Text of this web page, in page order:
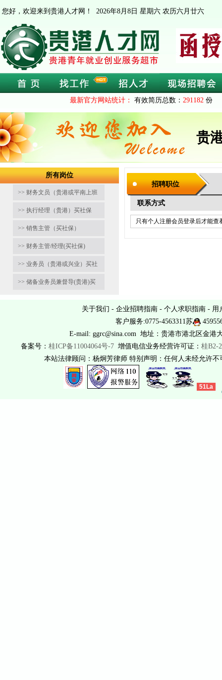
您好，欢迎来到贵港人才网！ 2026年8月8日 星期六 农历六月廿六
最新官方网站统计： 有效简历总数： 291182 份
贵
所有岗位
>> 财务文员（贵港或平南上班
>> 执行经理（贵港）买社保
>> 销售主管（买社保）
>> 财务主管/经理(买社保)
>> 业务员（贵港或兴业）买社
>> 储备业务员兼督导(贵港)买
招聘职位
联系方式
只有个人注册会员登录后才能查
关于我们 - 企业招聘指南 - 个人求职指南 - 用
客户服务:0775-4563311苏
E-mail: ggrc@sina.com 地址：贵港市港北区金港
备案号： 桂ICP备11004064号-7增值电信业务经营许可证： 桂B2-
本站法律顾问：杨炯芳律师 特别声明：任何人未经允许
51La